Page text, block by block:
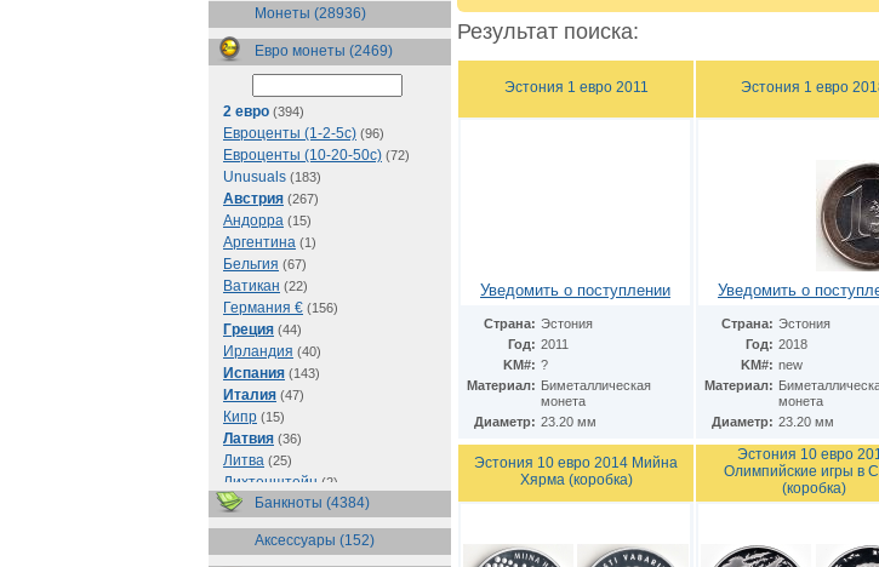
Монеты (28936)
Евро монеты (2469)
2 евро (394)
Евроценты (1-2-5с) (96)
Евроценты (10-20-50с) (72)
Unusuals (183)
Австрия (267)
Андорра (15)
Аргентина (1)
Бельгия (67)
Ватикан (22)
Германия € (156)
Греция (44)
Ирландия (40)
Испания (143)
Италия (47)
Кипр (15)
Латвия (36)
Литва (25)
Лихтенштейн (2)
Люксембург(35)
Мальта(29)
Монако(20)
Банкноты (4384)
Аксессуары (152)
Результат поиска:
Эстония 1 евро 2011
Уведомить о поступлении
Страна: Эстония
Год: 2011
KM#: ?
Материал: Биметаллическая
монета
Диаметр: 23.20 мм
Эстония 1 евро
Уведомить о
Страна: Эстония
Год: 2018
KM#: new
Материал:
монета
Диаметр: 23.20 мм
Эстония 10 евро 2014 Мийна
Хярма (коробка)
Эстония 10 евро
Олимпийские игры в
(коробка)